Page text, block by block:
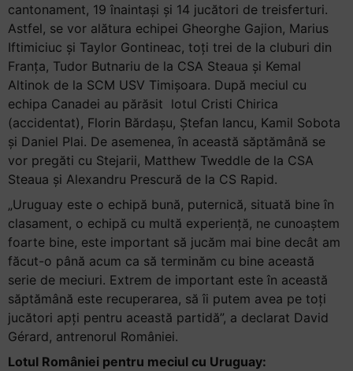
cantonament, 19 înaintași și 14 jucători de treisferturi.
Astfel, se vor alătura echipei Gheorghe Gajion, Marius
Iftimiciuc și Taylor Gontineac, toți trei de la cluburi din
Franța, Tudor Butnariu de la CSA Steaua și Kemal
Altinok de la SCM USV Timișoara. După meciul cu
echipa Canadei au părăsit lotul Cristi Chirica
(accidentat), Florin Bărdașu, Ștefan Iancu, Kamil Sobota
și Daniel Plai. De asemenea, în această săptămână se
vor pregăti cu Stejarii, Matthew Tweddle de la CSA
Steaua și Alexandru Prescură de la CS Rapid.
„Uruguay este o echipă bună, puternică, situată bine în
clasament, o echipă cu multă experiență, ne cunoaștem
foarte bine, este important să jucăm mai bine decât am
făcut-o până acum ca să terminăm cu bine această
serie de meciuri. Extrem de important este în această
săptămână este recuperarea, să îi putem avea pe toți
jucători apți pentru această partidă”, a declarat David
Gérard, antrenorul României.
Lotul României pentru meciul cu Uruguay: